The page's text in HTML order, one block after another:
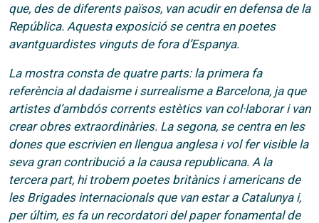
que, des de diferents països, van acudir en defensa de la
República. Aquesta exposició se centra en poetes
avantguardistes vinguts de fora d’Espanya.
La mostra consta de quatre parts: la primera fa
referència al dadaisme i surrealisme a Barcelona, ja que
artistes d’ambdós corrents estètics van col·laborar i van
crear obres extraordinàries. La segona, se centra en les
dones que escrivien en llengua anglesa i vol fer visible la
seva gran contribució a la causa republicana. A la
tercera part, hi trobem poetes britànics i americans de
les Brigades internacionals que van estar a Catalunya i,
per últim, es fa un recordatori del paper fonamental de